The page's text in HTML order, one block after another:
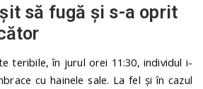
să fugă și s-a oprit
teribile, în jurul orei 11:30, individul i-
cu hainele sale. La fel și în cazul